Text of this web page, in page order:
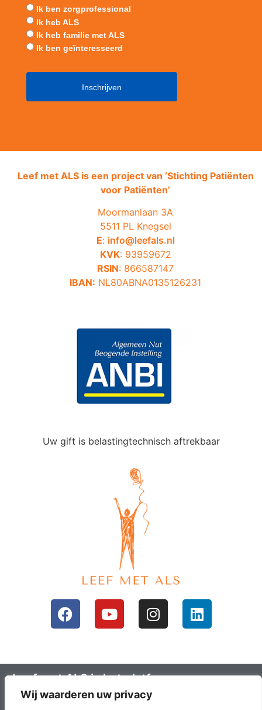
Wij waarderen uw privacy
Ik ben zorgprofessional
Ik heb ALS
Ik heb familie met ALS
Ik ben geïnteresseerd
Leef met ALS is een project van ‘Stichting Patiënten
voor Patiënten’
Moormanlaan 3A
5511 PL Knegsel
E: info@leefals.nl
KVK: 93959672
RSIN: 866587147
IBAN: NL80ABNA0135126231
Uw gift is belastingtechnisch aftrekbaar
Leef met ALS is het platform voor mensen
met ALS en hun omgeving; ALS lotgenoten.